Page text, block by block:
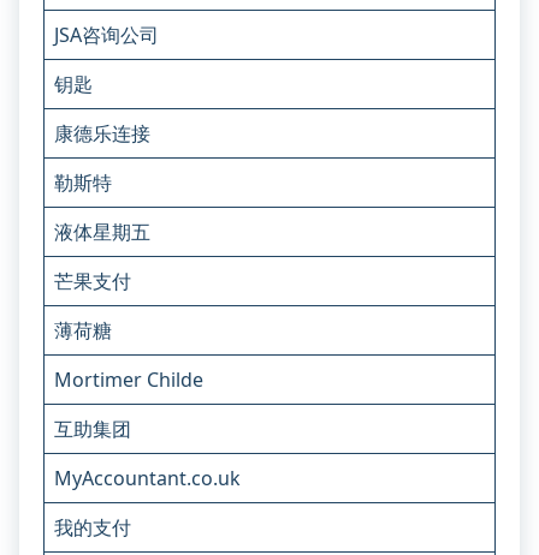
JSA咨询公司
钥匙
康德乐连接
勒斯特
液体星期五
芒果支付
薄荷糖
Mortimer Childe
互助集团
MyAccountant.co.uk
我的支付